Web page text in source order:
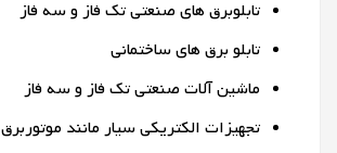
تابلوبرق های صنعتی تک فاز و سه فاز
تابلو برق های ساختمانی
ماشین آلات صنعتی تک فاز و سه فاز
تجهیزات الکتریکی سیار مانند موتوربرق